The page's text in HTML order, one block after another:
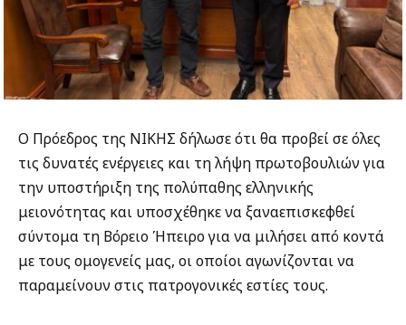
Ο Πρόεδρος της ΝΙΚΗΣ δήλωσε ότι θα προβεί σε όλες
τις δυνατές ενέργειες και τη λήψη πρωτοβουλιών για
την υποστήριξη της πολύπαθης ελληνικής
μειονότητας και υποσχέθηκε να ξαναεπισκεφθεί
σύντομα τη Βόρειο Ήπειρο για να μιλήσει από κοντά
με τους ομογενείς μας, οι οποίοι αγωνίζονται να
παραμείνουν στις πατρογονικές εστίες τους.